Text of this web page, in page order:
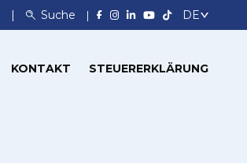
Suche
KONTAKT STEUERERKLÄRUNG